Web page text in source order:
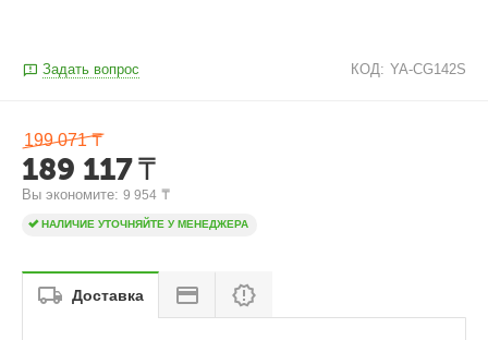
Задать вопрос КОД: YA-CG142S
199 071 ₸
189 117₸
Вы экономите: 9 954 ₸
НАЛИЧИЕ УТОЧНЯЙТЕ У МЕНЕДЖЕРА
Доставка